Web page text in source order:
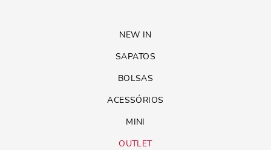
NEW IN
SAPATOS
BOLSAS
ACESSÓRIOS
MINI
OUTLET